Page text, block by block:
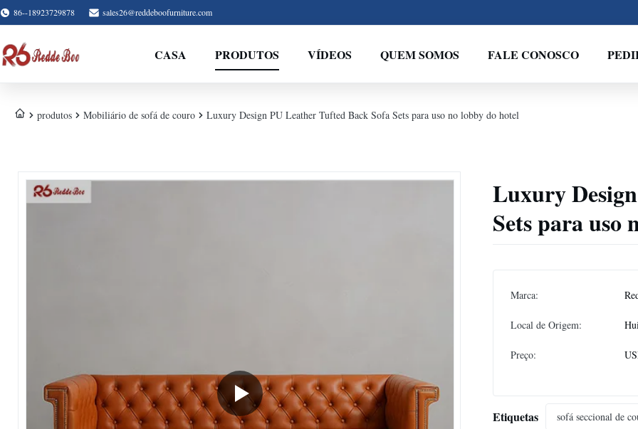
86--18923729878 sales26@reddeboofurniture.com
CASA PRODUTOS VÍDEOS QUEM SOMOS FALE CONOSCO
produtos Mobiliário de sofá de couro Luxury Design PU Leather Tufted Back Sofa Sets para uso no lobby do hotel
Luxury
Sets para uso
Marca:
Local de Origem:
Preço:
Etiquetas sofá seccional de